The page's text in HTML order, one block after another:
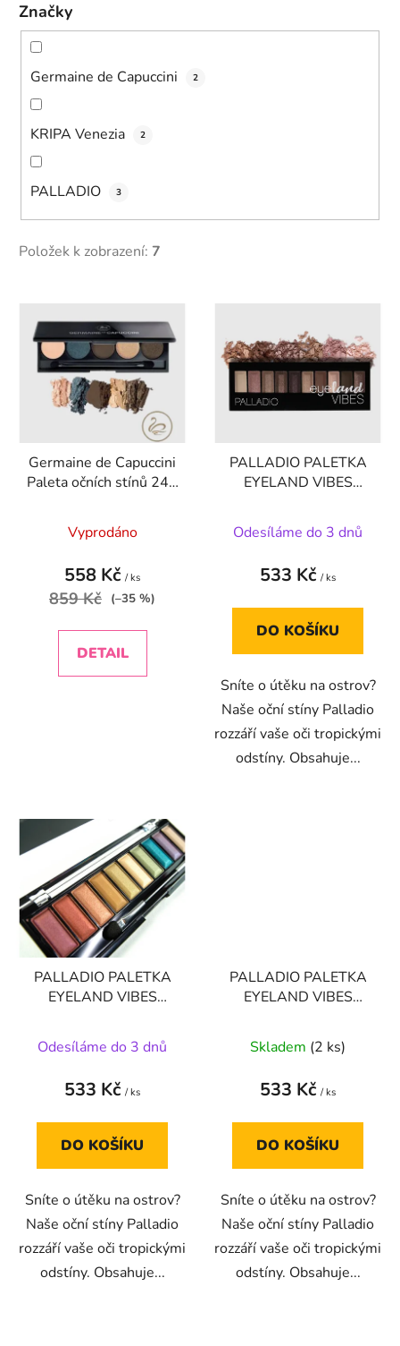
Značky
Germaine de Capuccini 2
KRIPA Venezia 2
PALLADIO 3
Položek k zobrazení: 7
Germaine de Capuccini
Paleta očních stínů 247
Vyprodáno
558 Kč / ks
859 Kč (–35 %)
DETAIL
PALLADIO PALETKA
EYELAND VIBES
PALETTE - HORIZON
Odesíláme do 3 dnů
533 Kč / ks
DO KOŠÍKU
Sníte o útěku na ostrov?
Naše oční stíny Palladio
rozzáří vaše oči tropickými
odstíny. Obsahuje...
PALLADIO PALETKA
EYELAND VIBES
PALETTE - PARADISE
Odesíláme do 3 dnů
533 Kč / ks
DO KOŠÍKU
Sníte o útěku na ostrov?
Naše oční stíny Palladio
rozzáří vaše oči tropickými
odstíny. Obsahuje...
PALLADIO PALETKA
EYELAND VIBES
PALETTE - SANDBAR
Skladem (2 ks)
533 Kč / ks
DO KOŠÍKU
Sníte o útěku na ostrov?
Naše oční stíny Palladio
rozzáří vaše oči tropickými
odstíny. Obsahuje...